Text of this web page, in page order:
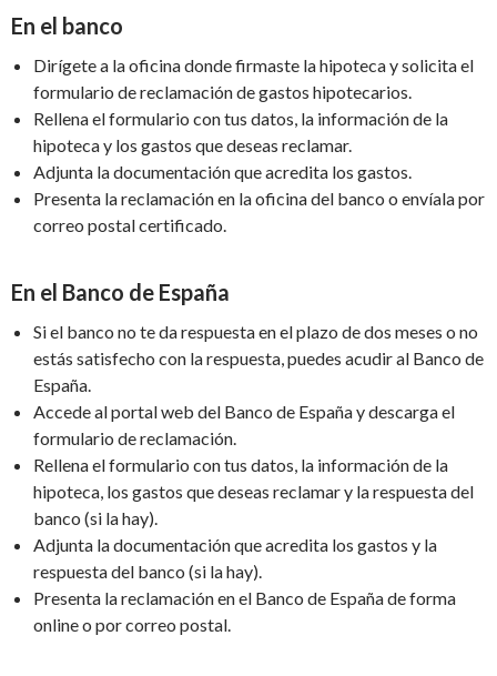
En el banco
Dirígete a la oficina donde firmaste la hipoteca y solicita el
formulario de reclamación de gastos hipotecarios.
Rellena el formulario con tus datos, la información de la
hipoteca y los gastos que deseas reclamar.
Adjunta la documentación que acredita los gastos.
Presenta la reclamación en la oficina del banco o envíala por
correo postal certificado.
En el Banco de España
Si el banco no te da respuesta en el plazo de dos meses o no
estás satisfecho con la respuesta, puedes acudir al Banco de
España.
Accede al portal web del Banco de España y descarga el
formulario de reclamación.
Rellena el formulario con tus datos, la información de la
hipoteca, los gastos que deseas reclamar y la respuesta del
banco (si la hay).
Adjunta la documentación que acredita los gastos y la
respuesta del banco (si la hay).
Presenta la reclamación en el Banco de España de forma
online o por correo postal.